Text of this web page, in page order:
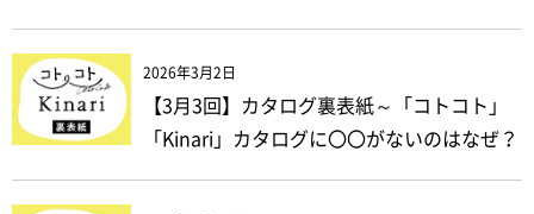
2026年3月2日
【3月3回】カタログ裏表紙～「コトコト」
「Kinari」カタログに〇〇がないのはなぜ？